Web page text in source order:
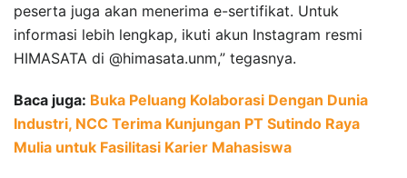
peserta juga akan menerima e-sertifikat. Untuk
informasi lebih lengkap, ikuti akun Instagram resmi
HIMASATA di @himasata.unm,” tegasnya.
Baca juga: Buka Peluang Kolaborasi Dengan Dunia
Industri, NCC Terima Kunjungan PT Sutindo Raya
Mulia untuk Fasilitasi Karier Mahasiswa